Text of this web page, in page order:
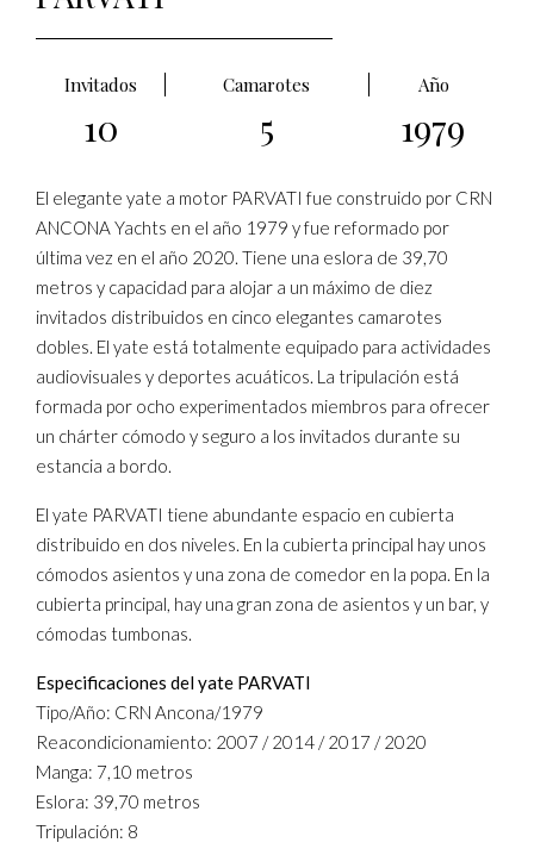
Invitados Camarotes Año
10 5 1979
El elegante yate a motor PARVATI fue construido por CRN
ANCONA Yachts en el año 1979 y fue reformado por
última vez en el año 2020. Tiene una eslora de 39,70
metros y capacidad para alojar a un máximo de diez
invitados distribuidos en cinco elegantes camarotes
dobles. El yate está totalmente equipado para actividades
audiovisuales y deportes acuáticos. La tripulación está
formada por ocho experimentados miembros para ofrecer
un chárter cómodo y seguro a los invitados durante su
estancia a bordo.
El yate PARVATI tiene abundante espacio en cubierta
distribuido en dos niveles. En la cubierta principal hay unos
cómodos asientos y una zona de comedor en la popa. En la
cubierta principal, hay una gran zona de asientos y un bar, y
cómodas tumbonas.
Especificaciones del yate PARVATI
Tipo/Año: CRN Ancona/1979
Reacondicionamiento: 2007 / 2014 / 2017 / 2020
Manga: 7,10 metros
Eslora: 39,70 metros
Tripulación: 8